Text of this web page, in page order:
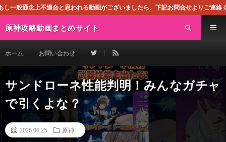
思われる動画がございましたら、下記お問合せよりご連絡ください。即刻
原神攻略動画まとめサイト
ホーム お問い合わせ
サンドローネ性能判明！みんなガチャ
で引くよな？
2026.06.25 原神